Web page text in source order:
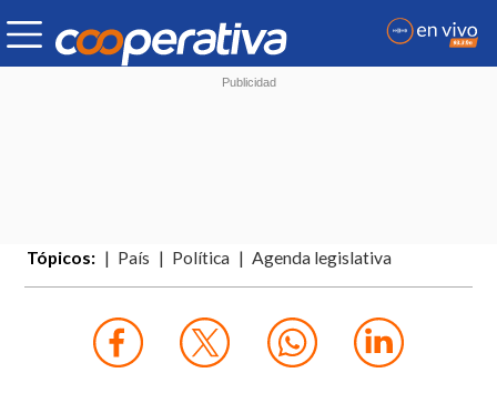
Tópicos: País Política Agenda legislativa